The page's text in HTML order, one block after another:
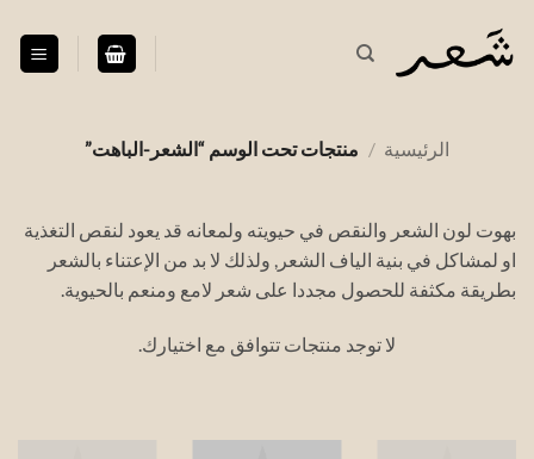
للمحتوى
الرئيسية / منتجات تحت الوسم “الشعر-الباهت”
بهوت لون الشعر والنقص في حيويته ولمعانه قد يعود لنقص التغذية
او لمشاكل في بنية الياف الشعر, ولذلك لا بد من الإعتناء بالشعر
بطريقة مكثفة للحصول مجددا على شعر لامع ومنعم بالحيوية.
لا توجد منتجات تتوافق مع اختيارك.